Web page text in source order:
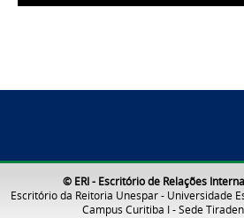
© ERI - Escritório de Relações
Escritório da Reitoria Unespar - Universidade
Campus Curitiba I - Sede